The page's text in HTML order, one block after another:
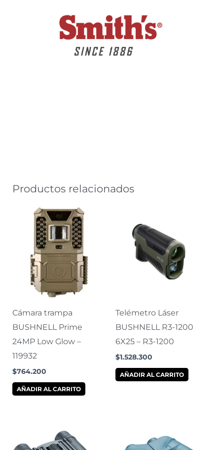
Productos relacionados
Cámara trampa
BUSHNELL Prime
24MP Low Glow –
119932
$764.200
AÑADIR AL CARRITO
Telémetro Láser
BUSHNELL R3-1200
6X25 – R3-1200
$1.528.300
AÑADIR AL CARRITO